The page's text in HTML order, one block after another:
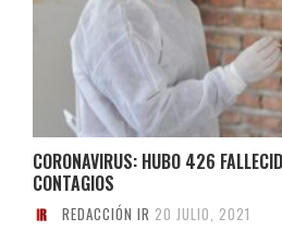
CORONAVIRUS: HUBO 426
CONTAGIOS
REDACCIÓN IR 20 JULIO, 2021